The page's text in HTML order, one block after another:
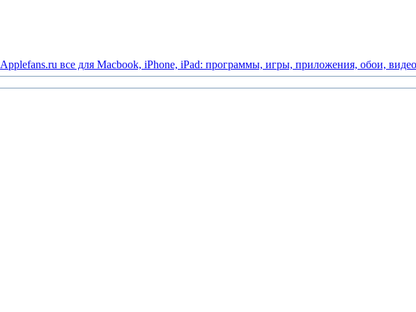
Applefans.ru все для Macbook, iPhone, iPad: программы, игры, приложения, обои, видео